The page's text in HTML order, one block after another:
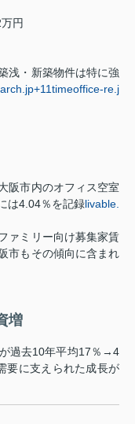
円
浅・新築物件は特に強
+11timeoffice-re.j
阪市内のオフィス空室
は4.04％を記録livable.
ァミリー向け募集家賃
市もその傾向に含まれ
増
過去10年平均17％→4
要に支えられた成長が